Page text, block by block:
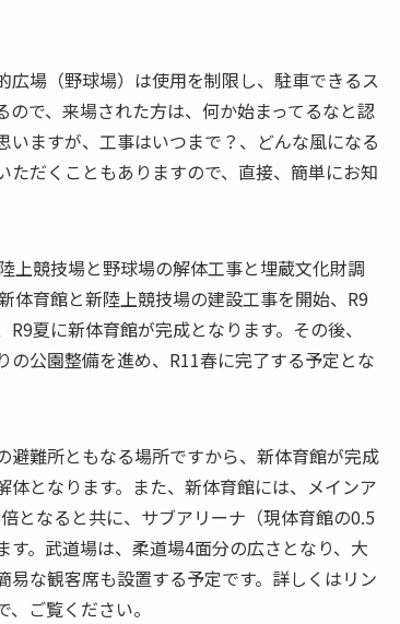
広場（野球場）は使用を制限し、駐車できるス
ので、来場された方は、何か始まってるなと認
いますが、工事はいつまで？、どんな風になる
ただくこともありますので、直接、簡単にお知
上競技場と野球場の解体工事と埋蔵文化財調
体育館と新陸上競技場の建設工事を開始、R9
夏に新体育館が完成となります。その後、
の公園整備を進め、R11春に完了する予定とな
避難所ともなる場所ですから、新体育館が完成
体となります。また、新体育館には、メインア
となると共に、サブアリーナ（現体育館の0.5
す。武道場は、柔道場4面分の広さとなり、大
易な観客席も設置する予定です。詳しくはリン
ご覧ください。